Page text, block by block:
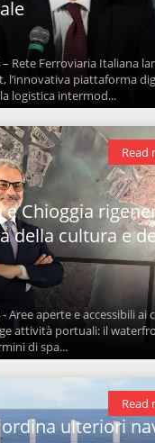
Rete Ferroviaria Italiana
l’innovativa piattaforma
logistica intermod...
e Chioggia
della cultura e
Aree aperte e accessibili ai
attività portuali: il
di spa...
Read
ulteriori
Read